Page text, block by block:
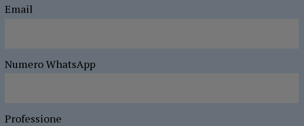
Email
Numero WhatsApp
Professione